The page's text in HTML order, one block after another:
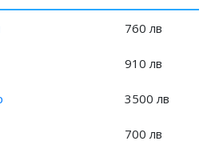
760 лв
910 лв
3500 лв
700 лв